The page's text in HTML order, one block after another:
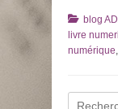
Catégories
blog
livre
numérique,